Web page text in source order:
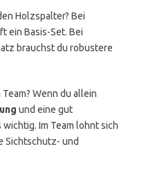
Holzspalter? Bei
ein Basis-Set. Bei
brauchst du robustere
Wenn du allein
und eine gut
wichtig. Im Team lohnt sich
Sichtschutz- und